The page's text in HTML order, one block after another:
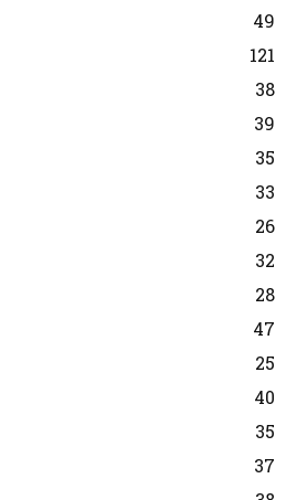
49
121
38
39
35
33
26
32
28
47
25
40
35
37